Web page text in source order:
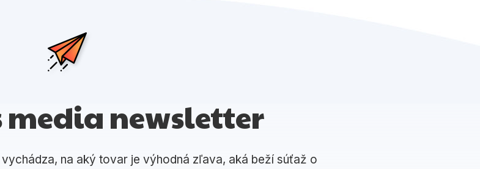
newsletter
na aký tovar je výhodná zľava, aká beží súťaž o